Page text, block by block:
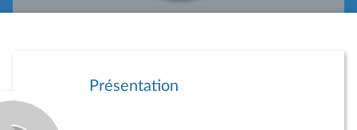
Présentation